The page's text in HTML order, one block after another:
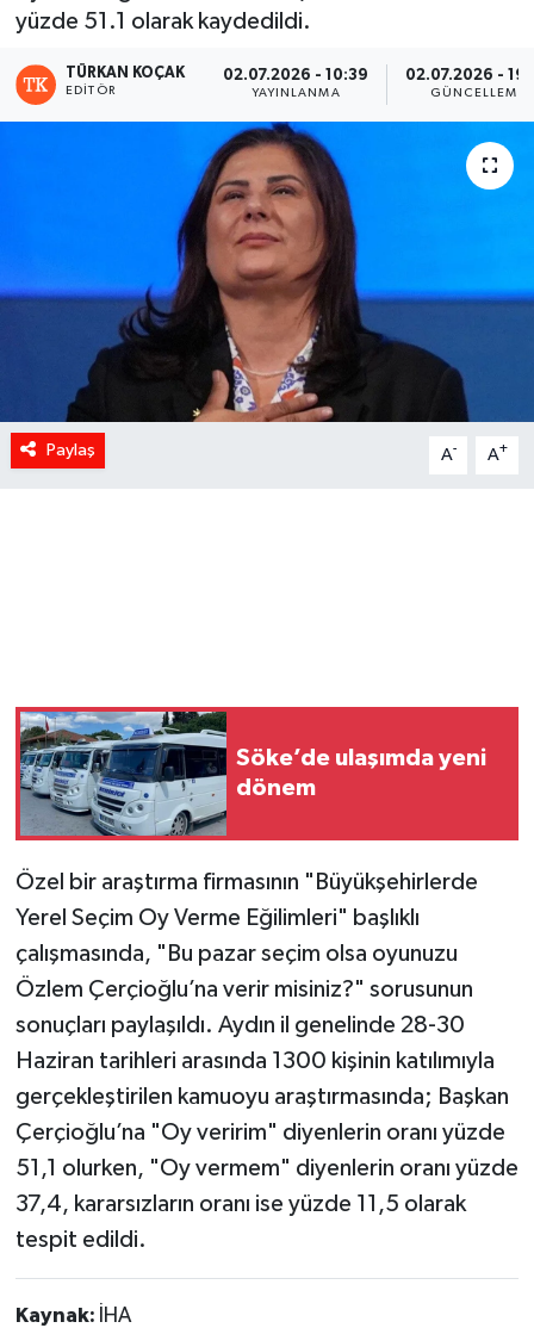
yüzde 51.1 olarak kaydedildi.
TÜRKAN KOÇAK
EDITÖR
02.07.2026 - 10:39
YAYINLANMA
02.07.2026 -
GÜNCELLEME
Paylaş A- A+
Söke’de ulaşımda yeni
dönem
Özel bir araştırma firmasının "Büyükşehirlerde
Yerel Seçim Oy Verme Eğilimleri" başlıklı
çalışmasında, "Bu pazar seçim olsa oyunuzu
Özlem Çerçioğlu’na verir misiniz?" sorusunun
sonuçları paylaşıldı. Aydın il genelinde 28-30
Haziran tarihleri arasında 1300 kişinin katılımıyla
gerçekleştirilen kamuoyu araştırmasında; Başkan
Çerçioğlu’na "Oy veririm" diyenlerin oranı yüzde
51,1 olurken, "Oy vermem" diyenlerin oranı yüzde
37,4, kararsızların oranı ise yüzde 11,5 olarak
tespit edildi.
Kaynak: İHA